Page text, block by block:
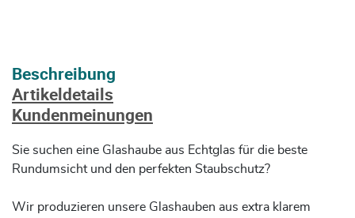
Beschreibung
Artikeldetails
Kundenmeinungen
Sie suchen eine Glashaube aus Echtglas für die beste
Rundumsicht und den perfekten Staubschutz?
Wir produzieren unsere Glashauben aus extra klarem